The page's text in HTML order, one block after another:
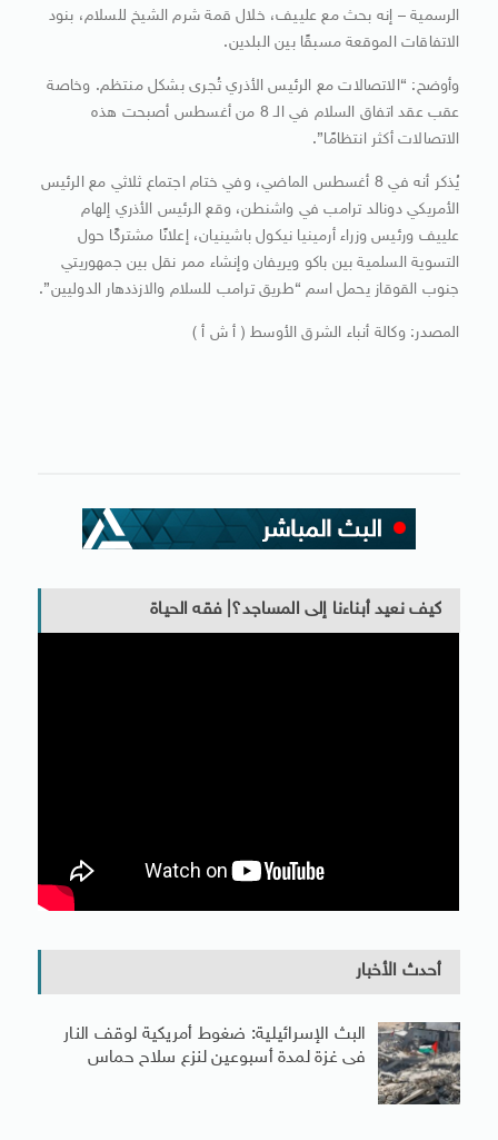
الرسمية – إنه بحث مع علييف، خلال قمة شرم الشيخ للسلام، بنود
الاتفاقات الموقعة مسبقًا بين البلدين.
وأوضح: “الاتصالات مع الرئيس الأذري تُجرى بشكل منتظم. وخاصة
عقب عقد اتفاق السلام في الـ 8 من أغسطس أصبحت هذه
الاتصالات أكثر انتظامًا”.
يُذكر أنه في 8 أغسطس الماضي، وفي ختام اجتماع ثلاثي مع الرئيس
الأمريكي دونالد ترامب في واشنطن، وقع الرئيس الأذري إلهام
علييف ورئيس وزراء أرمينيا نيكول باشينيان، إعلانًا مشتركًا حول
التسوية السلمية بين باكو ويريفان وإنشاء ممر نقل بين جمهوريتي
جنوب القوقاز يحمل اسم “طريق ترامب للسلام والازذدهار الدوليين”.
المصدر: وكالة أنباء الشرق الأوسط ( أ ش أ )
كيف نعيد أبناءنا إلى المساجد؟| فقه الحياة
أحدث الأخبار
البث الإسرائيلية: ضغوط أمريكية لوقف النار
فى غزة لمدة أسبوعين لنزع سلاح حماس